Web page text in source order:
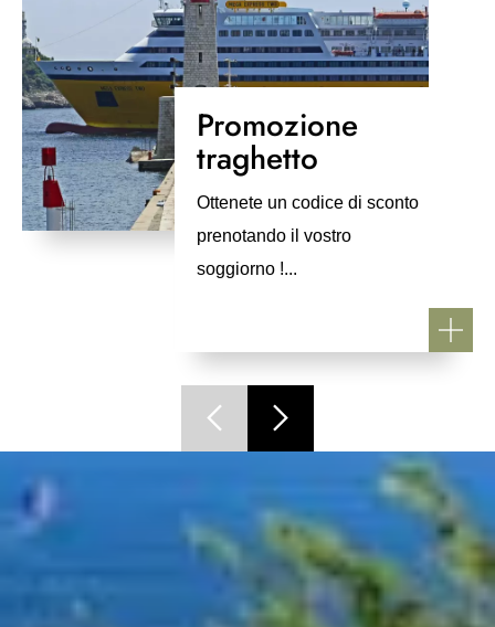
Promozione
traghetto
Ottenete un codice di sconto
prenotando il vostro
soggiorno !...